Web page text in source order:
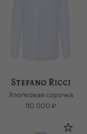
Хлопковая сорочка
110 000 ₽